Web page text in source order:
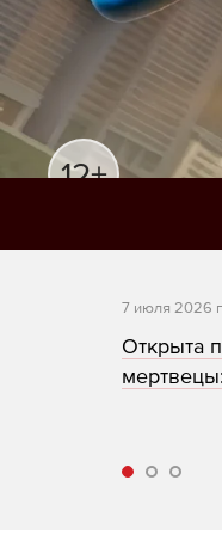
12+
7 июля 2026
Открыта